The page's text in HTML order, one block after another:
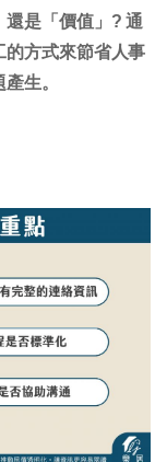
還是「價值」? 通
的方式來節省人事
生。